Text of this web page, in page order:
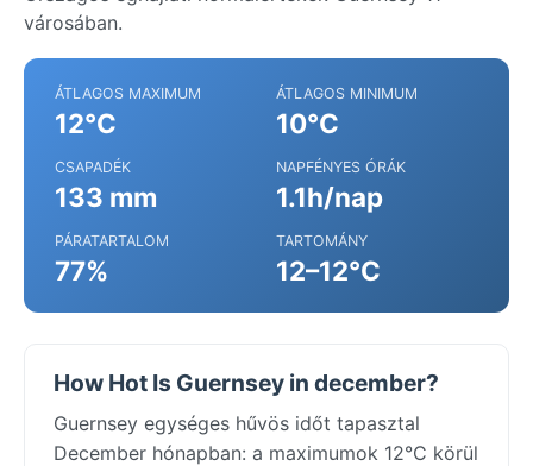
városában.
ÁTLAGOS MAXIMUM
12°C
ÁTLAGOS MINIMUM
10°C
CSAPADÉK
133 mm
NAPFÉNYES ÓRÁK
1.1h/nap
PÁRATARTALOM
77%
TARTOMÁNY
12–12°C
How Hot Is Guernsey in december?
Guernsey egységes hűvös időt tapasztal
December hónapban: a maximumok 12°C körül